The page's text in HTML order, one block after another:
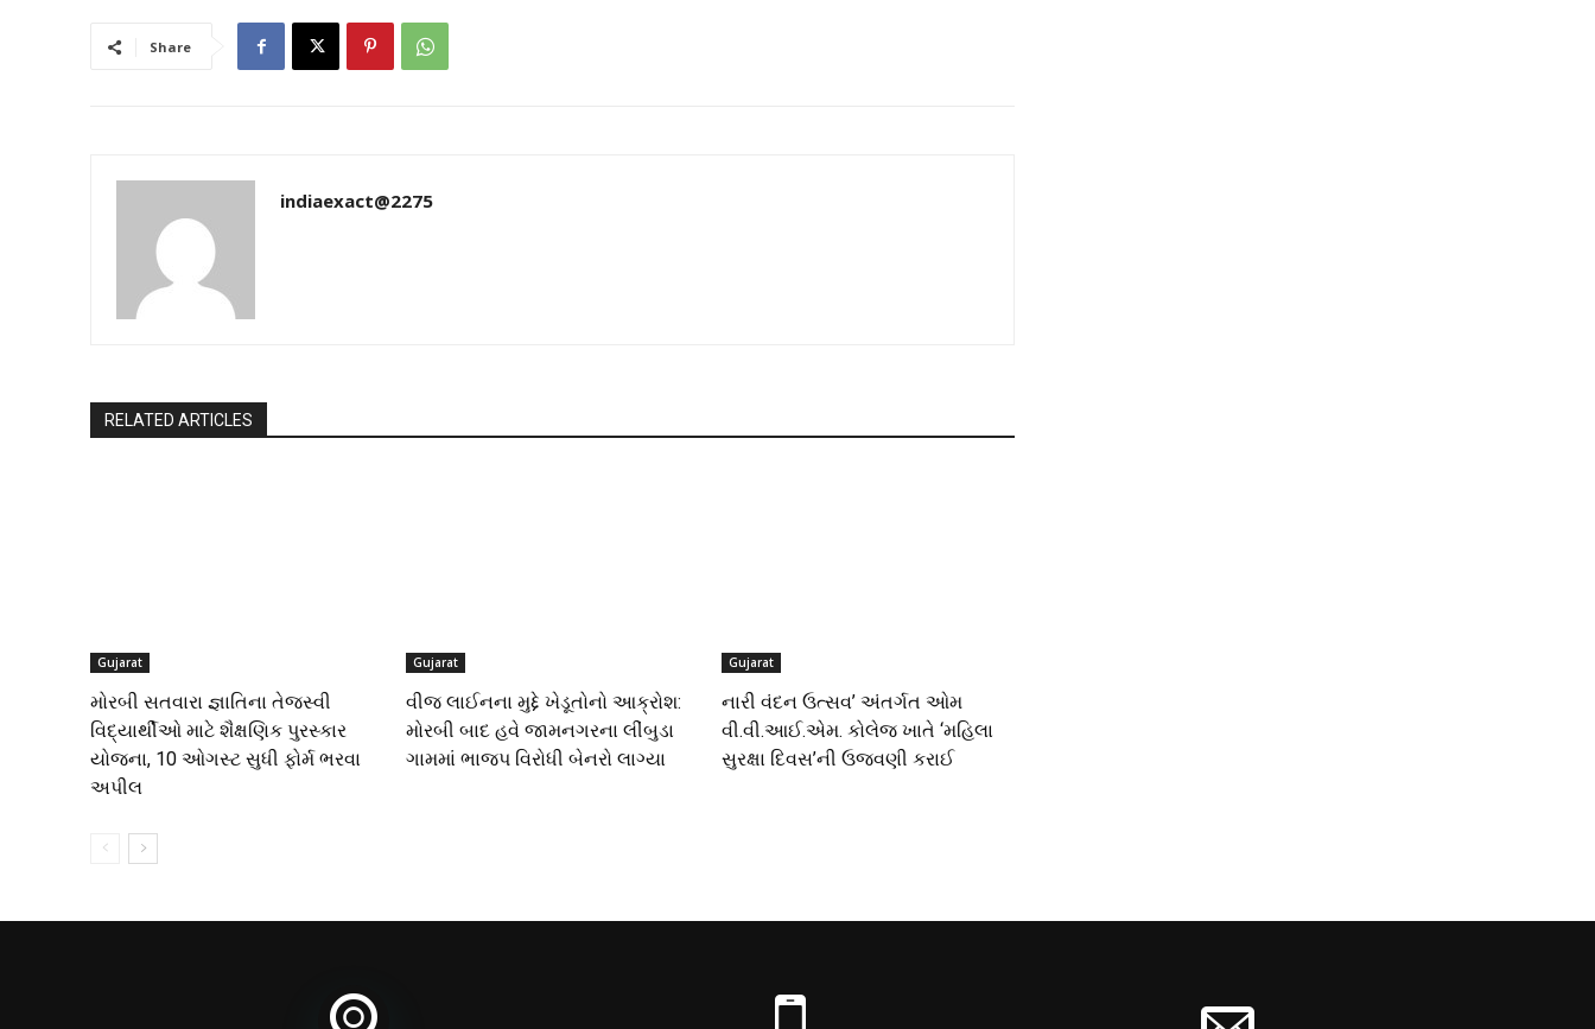
Share
indiaexact@2275
RELATED ARTICLES
Gujarat
મોરબી સતવારા જ્ઞાતિના તેજસ્વી
વિદ્યાર્થીઓ માટે શૈક્ષણિક પુરસ્કાર
યોજના, 10 ઓગસ્ટ સુધી ફોર્મ ભરવા
અપીલ
Gujarat
વીજ લાઈનના મુદ્દે ખેડૂતોનો આક્રોશ:
મોરબી બાદ હવે જામનગરના લીંબુડા
ગામમાં ભાજપ વિરોધી બેનરો લાગ્યા
Gujarat
નારી વંદન ઉત્સવ’ અંતર્ગત ઓમ
વી.વી.આઈ.એમ. કોલેજ ખાતે ‘મહિલા
સુરક્ષા દિવસ’ની ઉજવણી કરાઈ